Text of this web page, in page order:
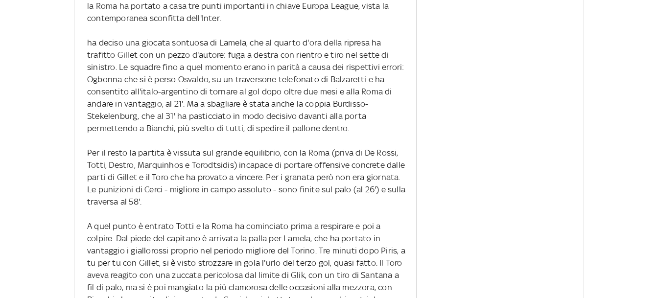
la Roma ha portato a casa tre punti importanti in chiave Europa League, vista la
contemporanea sconfitta dell'Inter.
ha deciso una giocata sontuosa di Lamela, che al quarto d'ora della ripresa ha
trafitto Gillet con un pezzo d'autore: fuga a destra con rientro e tiro nel sette di
sinistro. Le squadre fino a quel momento erano in parità a causa dei rispettivi errori:
Ogbonna che si è perso Osvaldo, su un traversone telefonato di Balzaretti e ha
consentito all'italo-argentino di tornare al gol dopo oltre due mesi e alla Roma di
andare in vantaggio, al 21'. Ma a sbagliare è stata anche la coppia Burdisso-
Stekelenburg, che al 31' ha pasticciato in modo decisivo davanti alla porta
permettendo a Bianchi, più svelto di tutti, di spedire il pallone dentro.
Per il resto la partita è vissuta sul grande equilibrio, con la Roma (priva di De Rossi,
Totti, Destro, Marquinhos e Torodtsidis) incapace di portare offensive concrete dalle
parti di Gillet e il Toro che ha provato a vincere. Per i granata però non era giornata.
Le punizioni di Cerci - migliore in campo assoluto - sono finite sul palo (al 26') e sulla
traversa al 58'.
A quel punto è entrato Totti e la Roma ha cominciato prima a respirare e poi a
colpire. Dal piede del capitano è arrivata la palla per Lamela, che ha portato in
vantaggio i giallorossi proprio nel periodo migliore del Torino. Tre minuti dopo Piris, a
tu per tu con Gillet, si è visto strozzare in gola l'urlo del terzo gol, quasi fatto. Il Toro
aveva reagito con una zuccata pericolosa dal limite di Glik, con un tiro di Santana a
fil di palo, ma si è poi mangiato la più clamorosa delle occasioni alla mezzora, con